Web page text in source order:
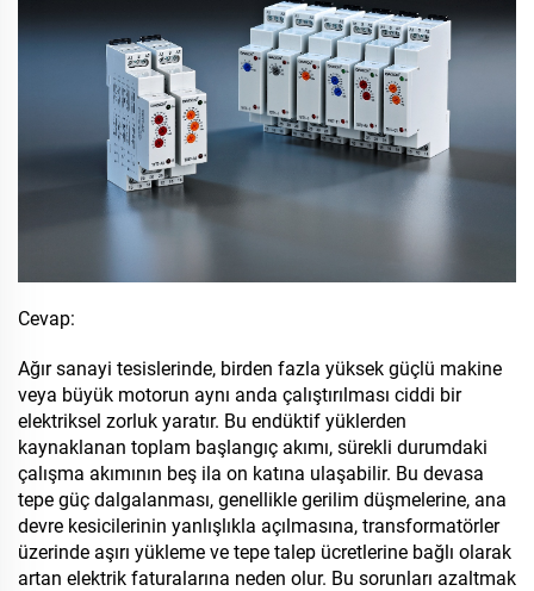
Cevap:
Ağır sanayi tesislerinde, birden fazla yüksek güçlü makine
veya büyük motorun aynı anda çalıştırılması ciddi bir
elektriksel zorluk yaratır. Bu endüktif yüklerden
kaynaklanan toplam başlangıç akımı, sürekli durumdaki
çalışma akımının beş ila on katına ulaşabilir. Bu devasa
tepe güç dalgalanması, genellikle gerilim düşmelerine, ana
devre kesicilerinin yanlışlıkla açılmasına, transformatörler
üzerinde aşırı yükleme ve tepe talep ücretlerine bağlı olarak
artan elektrik faturalarına neden olur. Bu sorunları azaltmak